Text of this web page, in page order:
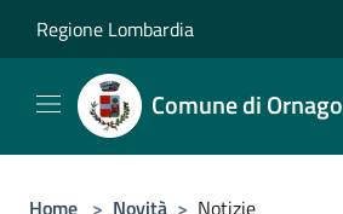
Regione Lombardia
Comune di Ornago
Home > Novità > Notizie